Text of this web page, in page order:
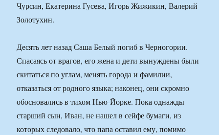
Чурсин, Екатерина Гусева, Игорь Жижикин, Валерий
Золотухин.
Десять лет назад Саша Белый погиб в Черногории.
Спасаясь от врагов, его жена и дети вынуждены были
скитаться по углам, менять города и фамилии,
отказаться от родного языка; наконец, они скромно
обосновались в тихом Нью-Йорке. Пока однажды
старший сын, Иван, не нашел в сейфе бумаги, из
которых следовало, что папа оставил ему, помимо